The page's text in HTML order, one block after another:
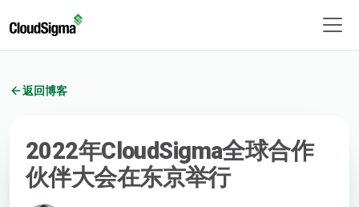
返回博客
2022年CloudSigma全球合作
伙伴大会在东京举行